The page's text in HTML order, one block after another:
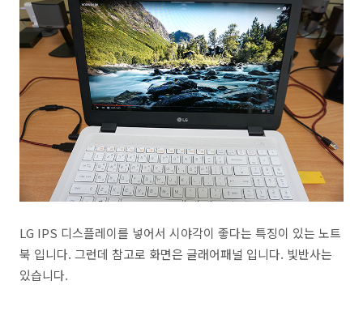
LG IPS 디스플레이를 넣어서 시야각이 좋다는 특징이 있는 노트
북 입니다. 그런데 참고로 화면은 글래어패널 입니다. 빛반사는
있습니다.